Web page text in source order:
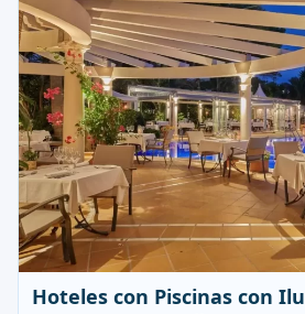
Hoteles con Piscinas con